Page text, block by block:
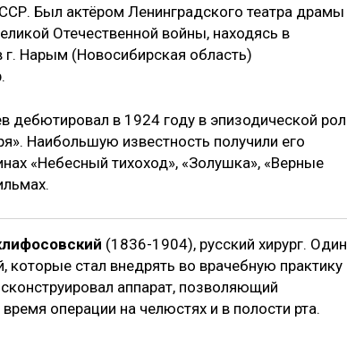
Был актёром Ленинградского театра драмы
Отечественной войны, находясь в
г. Нарым (Новосибирская область)
дебютировал в 1924 году в эпизодической
Наибольшую известность получили его
«Небесный тихоход», «Золушка», «Верные
(1836-1904), русский хирург. Один
которые стал внедрять во врачебную практику
аппарат, позволяющий
операции на челюстях и в полости рта.